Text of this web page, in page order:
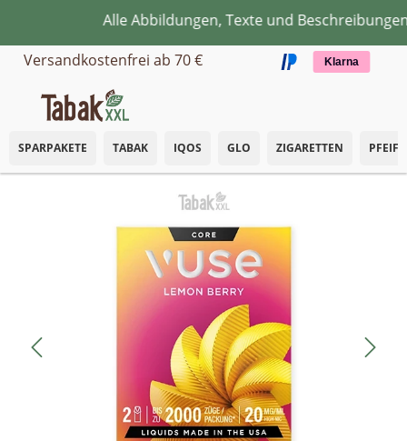
Zum Hauptinhalt springen
Alle Abbildungen, Texte und
Versandkostenfrei ab 70 €
Klarna
SPARPAKETE TABAK IQOS GLO ZIGARETTEN